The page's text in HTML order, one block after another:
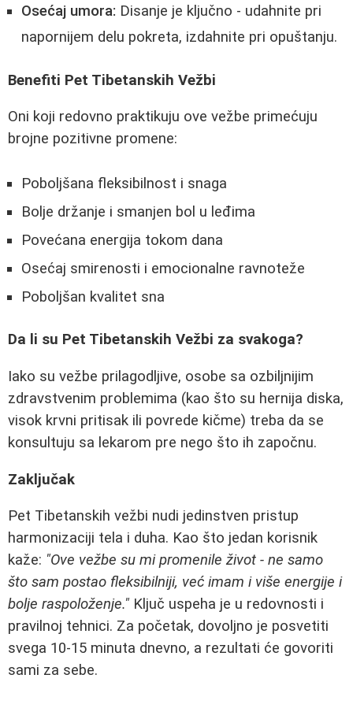
Osećaj umora: Disanje je ključno - udahnite pri
napornijem delu pokreta, izdahnite pri opuštanju.
Benefiti Pet Tibetanskih Vežbi
Oni koji redovno praktikuju ove vežbe primećuju
brojne pozitivne promene:
Poboljšana fleksibilnost i snaga
Bolje držanje i smanjen bol u leđima
Povećana energija tokom dana
Osećaj smirenosti i emocionalne ravnoteže
Poboljšan kvalitet sna
Da li su Pet Tibetanskih Vežbi za svakoga?
Iako su vežbe prilagodljive, osobe sa ozbiljnijim
zdravstvenim problemima (kao što su hernija diska,
visok krvni pritisak ili povrede kičme) treba da se
konsultuju sa lekarom pre nego što ih započnu.
Zaključak
Pet Tibetanskih vežbi nudi jedinstven pristup
harmonizaciji tela i duha. Kao što jedan korisnik
kaže: "Ove vežbe su mi promenile život - ne samo
što sam postao fleksibilniji, već imam i više energije i
bolje raspoloženje." Ključ uspeha je u redovnosti i
pravilnoj tehnici. Za početak, dovoljno je posvetiti
svega 10-15 minuta dnevno, a rezultati će govoriti
sami za sebe.